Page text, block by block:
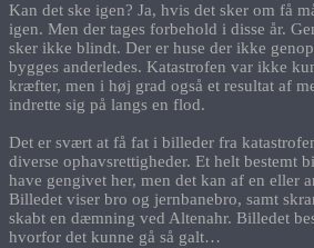
Kan det ske igen? Ja, hvis det sker om få
igen. Men der tages forbehold i disse år.
sker ikke blindt. Der er huse der ikke
bygges anderledes. Katastrofen var ikke
kræfter, men i høj grad også et resultat af
indrette sig på langs en flod.
Det er svært at få fat i billeder fra
diverse ophavsrettigheder. Et helt bestemt
have gengivet her, men det kan af en eller
Billedet viser bro og jernbanebro, samt
skabt en dæmning ved Altenahr. Billedet
hvorfor det kunne gå så galt…